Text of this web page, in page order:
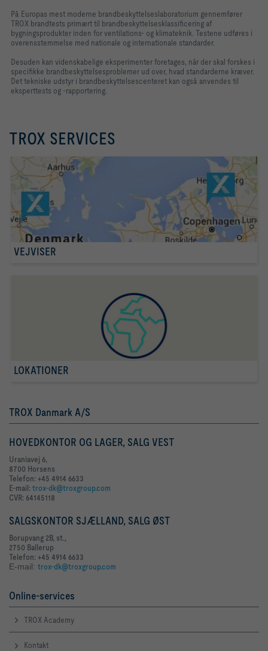
På Europas mest moderne brandbeskyttelseslaboratorium gennemfører
TROX brandtests primært til brandbeskyttelsesklassificering af
bygningsprodukter inden for ventilations- og klimateknik. Testene udføres i
overensstemmelse med nationale og internationale standarder.
Desuden kan videnskabelige eksperimenter foretages, når der skal forskes i
specifikke brandbeskyttelsesproblemer ud over, hvad standarderne kræver.
Det tekniske udstyr i brandbeskyttelsescenteret kan også anvendes til
eksperttests og -rapportering.
TROX SERVICES
VEJVISER
LOKATIONER
TROX Danmark A/S
HOVEDKONTOR OG LAGER, SALG VEST
Uraniavej 6,
8700 Horsens
Telefon: +45 4914 6633
E-mail: trox-dk@troxgroup.com
CVR: 64145118
SALGSKONTOR SJÆLLAND, SALG ØST
Borupvang 2B, st.,
2750 Ballerup
Telefon: +45 4914 6633
E-mail: trox-dk@troxgroup.com
Online-services
TROX Academy
Kontakt